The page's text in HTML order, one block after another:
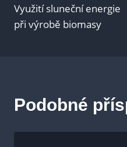
příspěvek
Využití sluneční energie
při výrobě biomasy
Podobné